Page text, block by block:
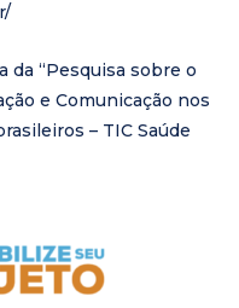
da “Pesquisa sobre o
e Comunicação nos
– TIC Saúde